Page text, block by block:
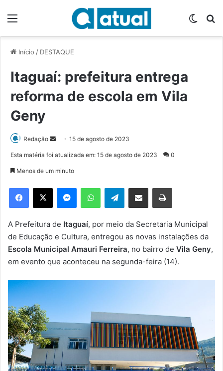
Início / DESTAQUE
Itaguaí: prefeitura entrega
reforma de escola em Vila
Geny
Redação
d
e
m
e
-
m
a
l
15 de agosto de 2023
Esta matéria foi atualizada em: 15 de agosto de 2023 0
Menos de um minuto
Telegram
A Prefeitura de Itaguaí, por meio da Secretaria Municipal
de Educação e Cultura, entregou as novas instalações da
Escola Municipal Amauri Ferreira, no bairro de Vila Geny,
em evento que aconteceu na segunda-feira (14).